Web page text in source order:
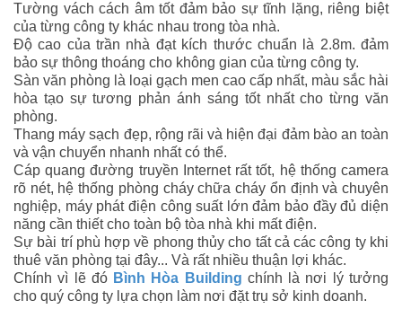
Tường vách cách âm tốt đảm bảo sự tĩnh lặng, riêng biệt
của từng công ty khác nhau trong tòa nhà.
Độ cao của trần nhà đạt kích thước chuẩn là 2.8m. đảm
bảo sự thông thoáng cho không gian của từng công ty.
Sàn văn phòng là loại gạch men cao cấp nhất, màu sắc hài
hòa tạo sự tương phản ánh sáng tốt nhất cho từng văn
phòng.
Thang máy sạch đẹp, rộng rãi và hiện đại đảm bào an toàn
và vận chuyển nhanh nhất có thể.
Cáp quang đường truyền Internet rất tốt, hệ thống camera
rõ nét, hệ thống phòng cháy chữa cháy ổn định và chuyên
nghiệp, máy phát điện công suất lớn đảm bảo đầy đủ diện
năng cần thiết cho toàn bộ tòa nhà khi mất điện.
Sự bài trí phù hợp về phong thủy cho tất cả các công ty khi
thuê văn phòng tại đây... Và rất nhiều thuận lợi khác.
Chính vì lẽ đó Bình Hòa Building chính là nơi lý tưởng
cho quý công ty lựa chọn làm nơi đặt trụ sở kinh doanh.